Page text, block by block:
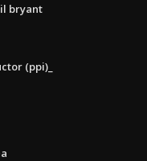
bryant
(ppi)_